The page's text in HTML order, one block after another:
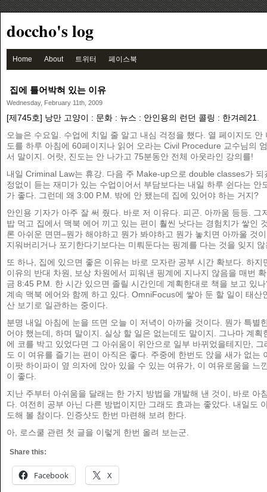
doccho's log
Home About 트위터 페이스북
집에 틀어박혀 있는 이유
Wednesday, February 11th, 2009
[제745호] 낭만 고양이 : 문화 : 뉴스 : 안인용의 런던 콜링 : 한겨레21.
오늘은 수요일. 수업에 치일 줄 알고 내심 걱정을 했다. 열 페이지도 안
도를 하루 아침에 60페이지나 읽어 오라는 Civil Procedure 교수님의
서 말이지. 어랏, 진도는 안 나가고 75분동안 전체 아웃라인 강의를!
내일 Criminal Law는 휴강. 다음 주 Make-up으로 double classes가 되
정없이 듣는 재미가 있는 수업이어서 부담보다는 내일 하루 쉰다는 안
가 좋다. 그런데 왜 3:00 P.M. 밖에 안 됐는데 집에 있어야 하는 거지?
안인용 기자가 아주 잘 써 줬다. 바로 저 이유다. 피곤. 아까움 등등. 그
밥 먹고 집에서 맥북 에어 끼고 있는 편이 훨씬 낫다는 경험치가 쌓인
론 아쉬운 면면–뭔가 해야하고 뭔가 봐야하고 뭔가 놓치면 아까울 것
지워버리거나 포기한다기보다는 미뤄둔다는 핑계를 다는 것을 잊지 않
또 하나, 집에 있으면 좋은 이유는 바로 모자란 공부 시간 확보다. 하지
이유의 반대 차원, 보상 차원에서 피워낸 핑계에 지나지 않음을 매번
금 8:45 P.M. 한 시간 있으면 졸릴 시간인데 계획한대로 책을 보고 있
계속 맥북 에어와 함께 하고 있다. OmniFocus에 쌓아 둔 할 일이 태산
산 보기로 일관하는 중이다.
분명 내일 아침에 눈을 뜨면 오늘 이 저녁이 아까울 것이다. 뭔가 특별
어야 했는데, 하며 말이지. 실상 할 일은 없는데도 말이지. 그나마 계획
에 코를 박고 있었다면 그 아쉬움이 위안으로 일부 바뀌었을테지만, 그
도 이 여유를 즐기는 편이 아직은 좋다. 주중에 한번도 앉을 새가 없는
이팟 하이파이 옆 의자에 앉아 있을 수 있는 여유가, 이 여유로움을 느
이 좋다.
지난 주부터 아쉬움을 달래는 한 가지 방법을 개발해 낸 것이, 바로 아
다. 여전히 공부 아닌 다른 방법이지만 그래도 효과는 좋았다. 내일도
도해 볼 참이다. 인증샷도 한번 마련해 보려 한다.
아, 로스쿨 관련 첫 글을 이렇게 한번 올려 보는군.
Share this:
Facebook X